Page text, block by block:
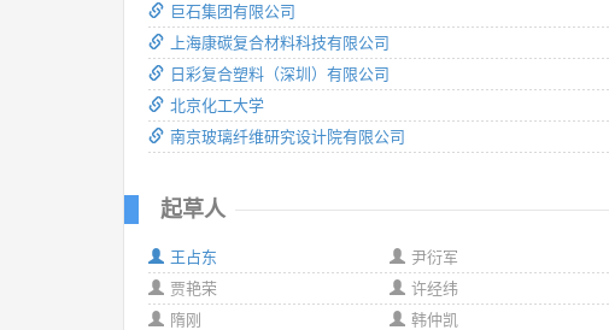
巨石集团有限公司
上海康碳复合材料科技有限公司
日彩复合塑料（深圳）有限公司
北京化工大学
南京玻璃纤维研究设计院有限公司
起草人
王占东
尹衍军
贾艳荣
许经纬
隋刚
韩仲凯